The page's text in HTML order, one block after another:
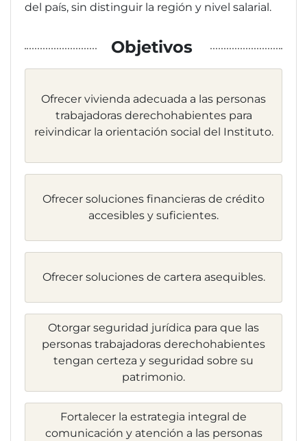
del país, sin distinguir la región y nivel salarial.
Objetivos
Ofrecer vivienda adecuada a las personas
trabajadoras derechohabientes para
reivindicar la orientación social del Instituto.
Ofrecer soluciones financieras de crédito
accesibles y suficientes.
Ofrecer soluciones de cartera asequibles.
Otorgar seguridad jurídica para que las
personas trabajadoras derechohabientes
tengan certeza y seguridad sobre su
patrimonio.
Fortalecer la estrategia integral de
comunicación y atención a las personas